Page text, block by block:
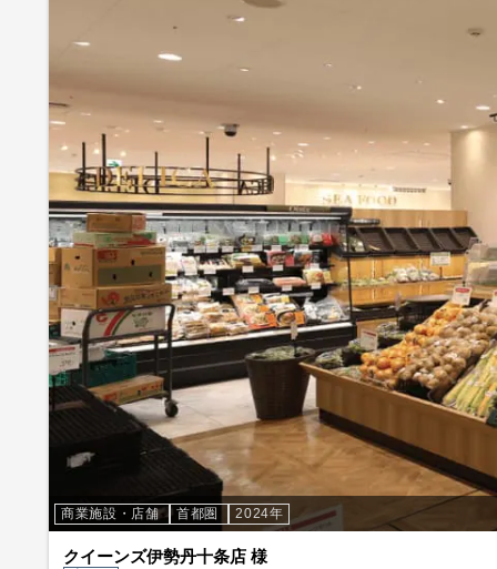
商業施設・店舗 首都圏 2024年
クイーンズ伊勢丹十条店 様